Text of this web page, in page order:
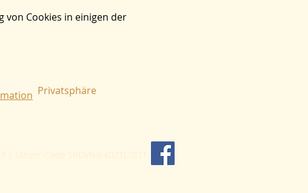
von Cookies in einigen der
Privatsphäre
| Steuer-Code SRDVNI64D21L781T